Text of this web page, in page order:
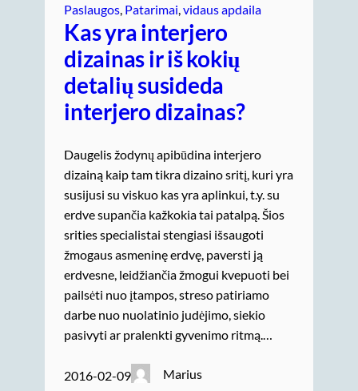
Paslaugos Patarimai vidaus apdaila
Kas yra interjero
dizainas ir iš kokių
detalių susideda
interjero dizainas?
Daugelis žodynų apibūdina interjero
dizainą kaip tam tikra dizaino sritį, kuri yra
susijusi su viskuo kas yra aplinkui, t.y. su
erdve supančia kažkokia tai patalpą. Šios
srities specialistai stengiasi išsaugoti
žmogaus asmeninę erdvę, paversti ją
erdvesne, leidžiančia žmogui kvepuoti bei
pailsėti nuo įtampos, streso patiriamo
darbe nuo nuolatinio judėjimo, siekio
pasivyti ar pralenkti gyvenimo ritmą.…
2016-02-09 Marius